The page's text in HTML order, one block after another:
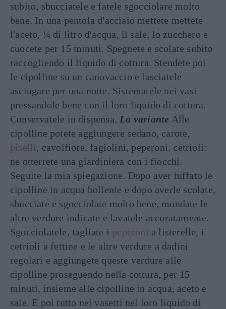
subito, sbucciatele e fatele sgocciolare molto
bene. In una pentola d'acciaio mettete mettete
l'aceto, ¼ di litro d'acqua, il sale, lo zucchero e
cuocete per 15 minuti. Spegnete e scolate subito
raccogliendo il liquido di cottura. Stendete poi
le cipolline su un canovaccio e lasciatele
asciugare per una notte. Sistematele nei vasi
pressandole bene con il loro liquido di cottura.
Conservatele in dispensa. La variante Alle
cipolline potete aggiungere sedano, carote,
piselli, cavolfiore, fagiolini, peperoni, cetrioli:
ne otterrete una giardiniera con i fiocchi.
Seguite la mia spiegazione. Dopo aver tuffato le
cipolline in acqua bollente e dopo averle scolate,
sbucciate e sgocciolate molto bene, mondate le
altre verdure indicate e lavatele accuratamente.
Sgocciolatele, tagliate i peperoni a listerelle, i
cetrioli a fettine e le altre verdure a dadini
regolari e aggiungete queste verdure alle
cipolline proseguendo nella cottura, per 15
minuti, insieme alle cipolline in acqua, aceto e
sale. E poi tutto nei vasetti nel loro liquido di